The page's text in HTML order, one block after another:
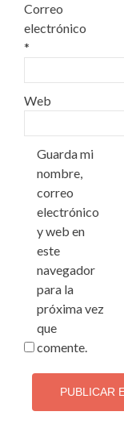
Correo
electrónico
*
Web
Guarda mi
nombre,
correo
electrónico
y web en
este
navegador
para la
próxima vez
que
comente.